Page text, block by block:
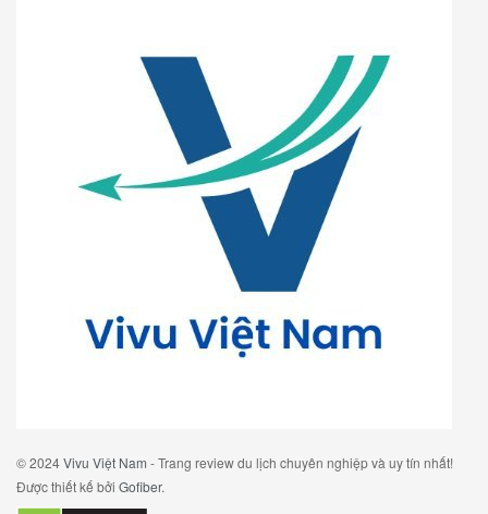
© 2024Vivu Việt Nam - Trang review du lịch chuyên nghiệp và uy tín nhất!
Được thiết kế bởi Gofiber.